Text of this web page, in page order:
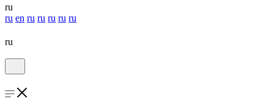
ru
ru en ru ru ru ru ru
ru